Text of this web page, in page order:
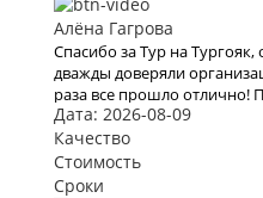
Алёна Гагрова
Спасибо за Тур на
дважды доверяли
раза все прошло отлично!
маленьким ребёнком
особенно трепетно.
всех организационных
виз и такое внимательное
Дата: 2026-08-09
Качество
Стоимость
Сроки